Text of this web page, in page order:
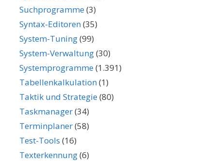
Suchprogramme(3)
Syntax-Editoren(35)
System-Tuning(99)
System-Verwaltung(30)
Systemprogramme(1.391)
Tabellenkalkulation(1)
Taktik und Strategie(80)
Taskmanager(34)
Terminplaner(58)
Test-Tools (16)
Texterkennung(6)